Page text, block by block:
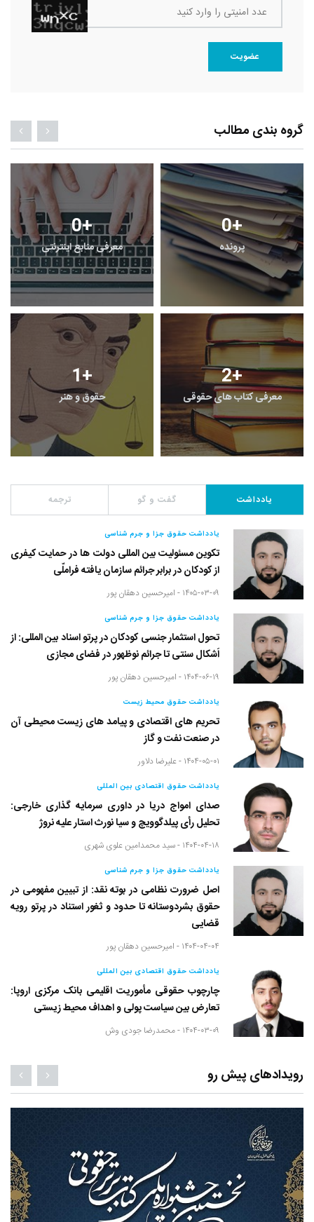
عدد امنیتی را وارد کنید
عضویت
گروه بندی مطالب
0+
معرفی منابع اینترنتی
0+
پرونده
1+
حقوق و هنر
2+
معرفی کتاب های حقوقی
یادداشت گفت و گو ترجمه
یادداشت حقوق جزا و جرم شناسی
تکوین مسئولیت بین المللی دولت ها در حمایت کیفری
از کودکان در برابر جرائم سازمان یافته فراملّی
۱۴۰۵-۰۳-۰۹ - امیرحسین دهقان پور
یادداشت حقوق جزا و جرم شناسی
تحول استثمار جنسی کودکان در پرتو اسناد بین المللی: از
اَشکال سنتی تا جرائم نوظهور در فضای مجازی
۱۴۰۴-۰۶-۱۹ - امیرحسین دهقان پور
یادداشت حقوق محیط زیست
تحریم های اقتصادی و پیامد های زیست محیطی آن
در صنعت نفت و گاز
۱۴۰۴-۰۵-۰۱ - علیرضا دلاور
یادداشت حقوق اقتصادی بین المللی
صدای امواج دریا در داوری سرمایه گذاری خارجی:
تحلیل رأی پیلدگوویچ و سیا نورث استار علیه نروژ
۱۴۰۴-۰۴-۱۸ - سید محمدامین علوی شهری
یادداشت حقوق جزا و جرم شناسی
اصل ضرورت نظامی در بوته نقد: از تبیین مفهومی در
حقوق بشردوستانه تا حدود و ثغور استناد در پرتو رویه
قضایی
۱۴۰۴-۰۴-۰۴ - امیرحسین دهقان پور
یادداشت حقوق اقتصادی بین المللی
چارچوب حقوقی مأموریت اقلیمی بانک مرکزی اروپا:
تعارض بین سیاست پولی و اهداف محیط زیستی
۱۴۰۴-۰۳-۰۹ - محمدرضا جودی وش
رویدادهای پیش رو